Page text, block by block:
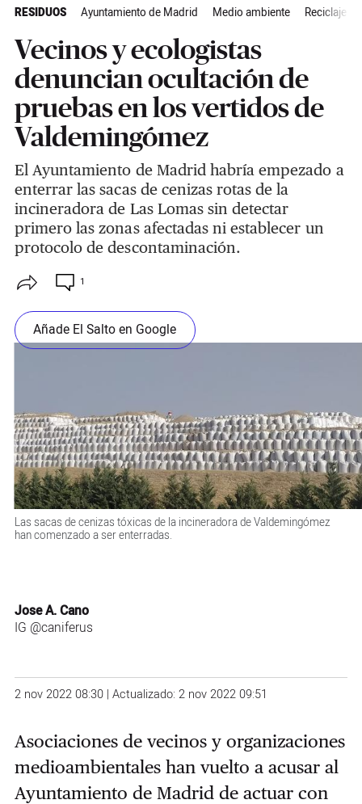
RESIDUOS Ayuntamiento de Madrid Medio ambiente Reciclaje
Vecinos y ecologistas
denuncian ocultación de
pruebas en los vertidos de
Valdemingómez
El Ayuntamiento de Madrid habría empezado a
enterrar las sacas de cenizas rotas de la
incineradora de Las Lomas sin detectar
primero las zonas afectadas ni establecer un
protocolo de descontaminación.
1
Añade El Salto en Google
Las sacas de cenizas tóxicas de la incineradora de Valdemingómez
han comenzado a ser enterradas.
Jose A. Cano
IG @caniferus
2 nov 2022 08:30 | Actualizado: 2 nov 2022 09:51
Asociaciones de vecinos y organizaciones
medioambientales han vuelto a acusar al
Ayuntamiento de Madrid de actuar con